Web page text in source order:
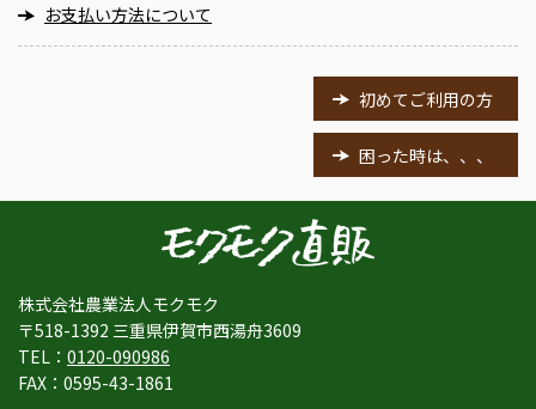
お支払い方法について
初めてご利用の方
困った時は、、、
株式会社農業法人モクモク
〒518-1392 三重県伊賀市西湯舟3609
TEL： 0120-090986
FAX：0595-43-1861